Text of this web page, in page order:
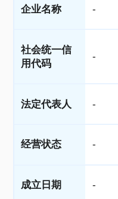
企业名称 -
社会统一信
用代码
-
法定代表人 -
经营状态 -
成立日期 -